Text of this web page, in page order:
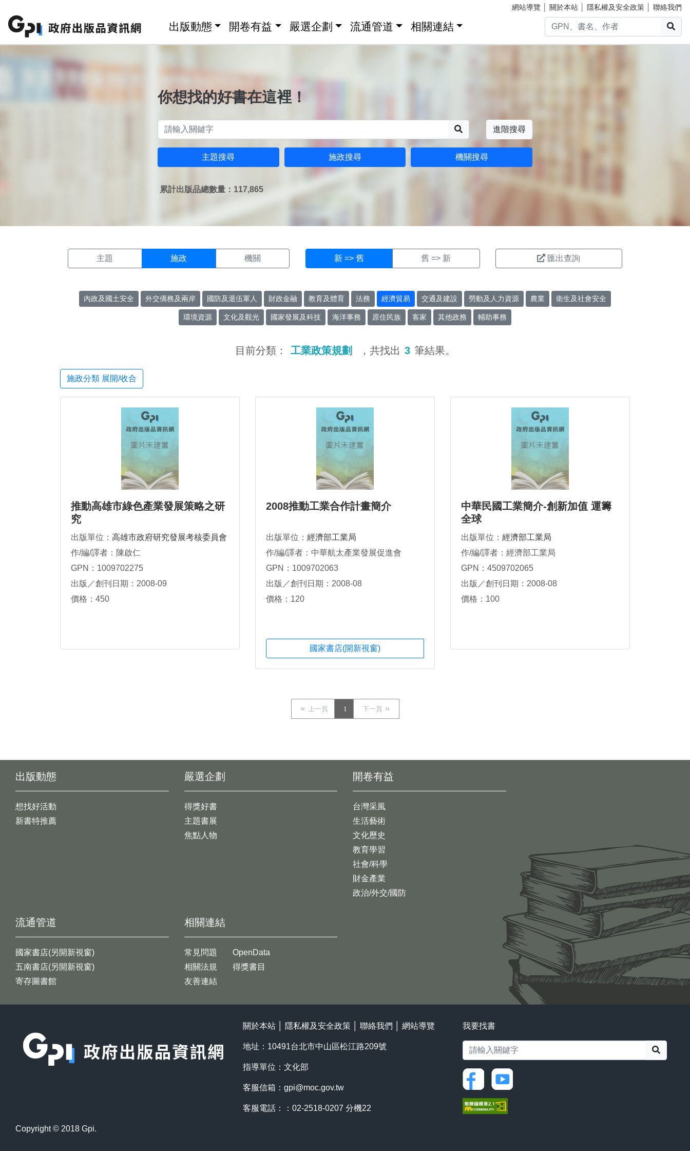
網站導覽 關於本站 隱私權及安全政策 聯絡我們
出版動態 開卷有益 嚴選企劃 流通管道 相關連結
你想找的好書在這裡！
進階搜尋
主題搜尋 施政搜尋 機關搜尋
累計出版品總數量：117,865
主題 施政 機關 新 => 舊 舊 => 新 匯出查詢
內政及國土安全 外交僑務及兩岸 國防及退伍軍人 財政金融 教育及體育 法務 經濟貿易 交通及建設 勞動及人力資源 農業 衛生及社會安全
環境資源 文化及觀光 國家發展及科技 海洋事務 原住民族 客家 其他政務 輔助事務
目前分類： 工業政策規劃 ，共找出 3 筆結果。
施政分類 展開/收合
推動高雄市綠色產業發展策略之研
究
出版單位： 高雄市政府研究發展考核委員會
作/編/譯者：陳啟仁
GPN：1009702275
出版／創刊日期：2008-09
價格：450
2008推動工業合作計畫簡介
出版單位： 經濟部工業局
作/編/譯者：中華航太產業發展促進會
GPN：1009702063
出版／創刊日期：2008-08
價格：120
國家書店(開新視窗)
中華民國工業簡介-創新加值 運籌
全球
出版單位： 經濟部工業局
作/編/譯者：經濟部工業局
GPN：4509702065
出版／創刊日期：2008-08
價格：100
上一頁 1 下一頁
出版動態
想找好活動
新書特推薦
開卷有益
台灣采風
生活藝術
文化歷史
教育學習
社會/科學
財金產業
政治/外交/國防
嚴選企劃
得獎好書
主題書展
焦點人物
流通管道
國家書店(另開新視窗)
五南書店(另開新視窗)
寄存圖書館
相關連結
常見問題
相關法規
友善連結
OpenData
得獎書目
關於本站 隱私權及安全政策 聯絡我們 網站導覽
地址：10491台北市中山區松江路209號
指導單位：文化部
客服信箱： gpi@moc.gov.tw
客服電話：：02-2518-0207 分機22
我要找書
Copyright © 2018 Gpi.